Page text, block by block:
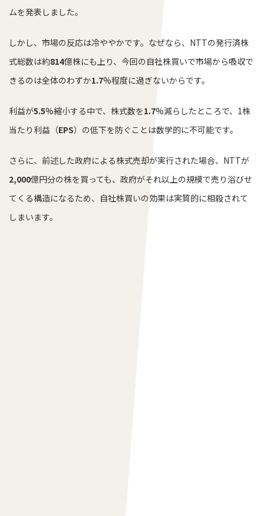
ムを発表しました。
しかし、市場の反応は冷ややかです。なぜなら、NTTの発行済株
式総数は約814億株にも上り、今回の自社株買いで市場から吸収で
きるのは全体のわずか1.7%程度に過ぎないからです。
利益が5.5%縮小する中で、株式数を1.7%減らしたところで、1株
当たり利益（EPS）の低下を防ぐことは数学的に不可能です。
さらに、前述した政府による株式売却が実行された場合、NTTが
2,000億円分の株を買っても、政府がそれ以上の規模で売り浴びせ
てくる構造になるため、自社株買いの効果は実質的に相殺されて
しまいます。